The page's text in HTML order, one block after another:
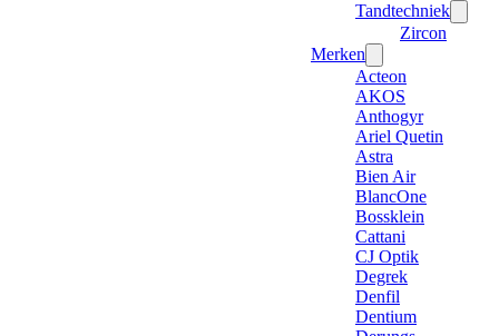
Tandtechniek
Zircon
Merken
Acteon
AKOS
Anthogyr
Ariel Quetin
Astra
Bien Air
BlancOne
Bossklein
Cattani
CJ Optik
Degrek
Denfil
Dentium